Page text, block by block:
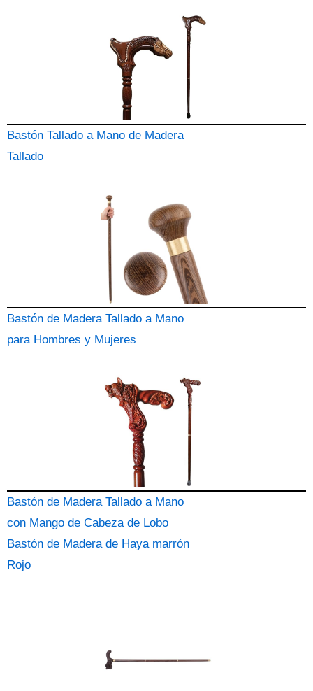
Bastón Tallado a Mano de Madera
Tallado
Bastón de Madera Tallado a Mano
para Hombres y Mujeres
Bastón de Madera Tallado a Mano
con Mango de Cabeza de Lobo
Bastón de Madera de Haya marrón
Rojo